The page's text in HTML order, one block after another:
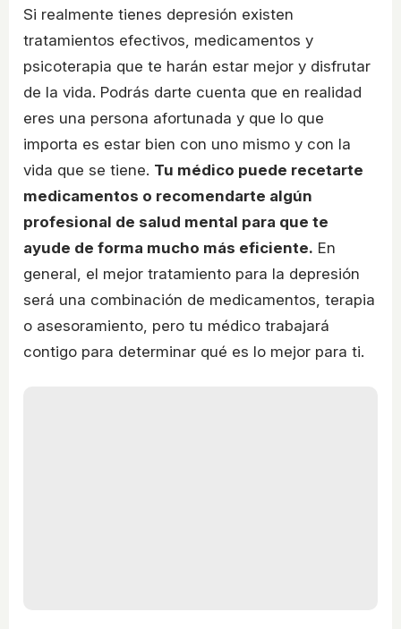
Si realmente tienes depresión existen
tratamientos efectivos, medicamentos y
psicoterapia que te harán estar mejor y disfrutar
de la vida. Podrás darte cuenta que en realidad
eres una persona afortunada y que lo que
importa es estar bien con uno mismo y con la
vida que se tiene. Tu médico puede recetarte
medicamentos o recomendarte algún
profesional de salud mental para que te
ayude de forma mucho más eficiente. En
general, el mejor tratamiento para la depresión
será una combinación de medicamentos, terapia
o asesoramiento, pero tu médico trabajará
contigo para determinar qué es lo mejor para ti.